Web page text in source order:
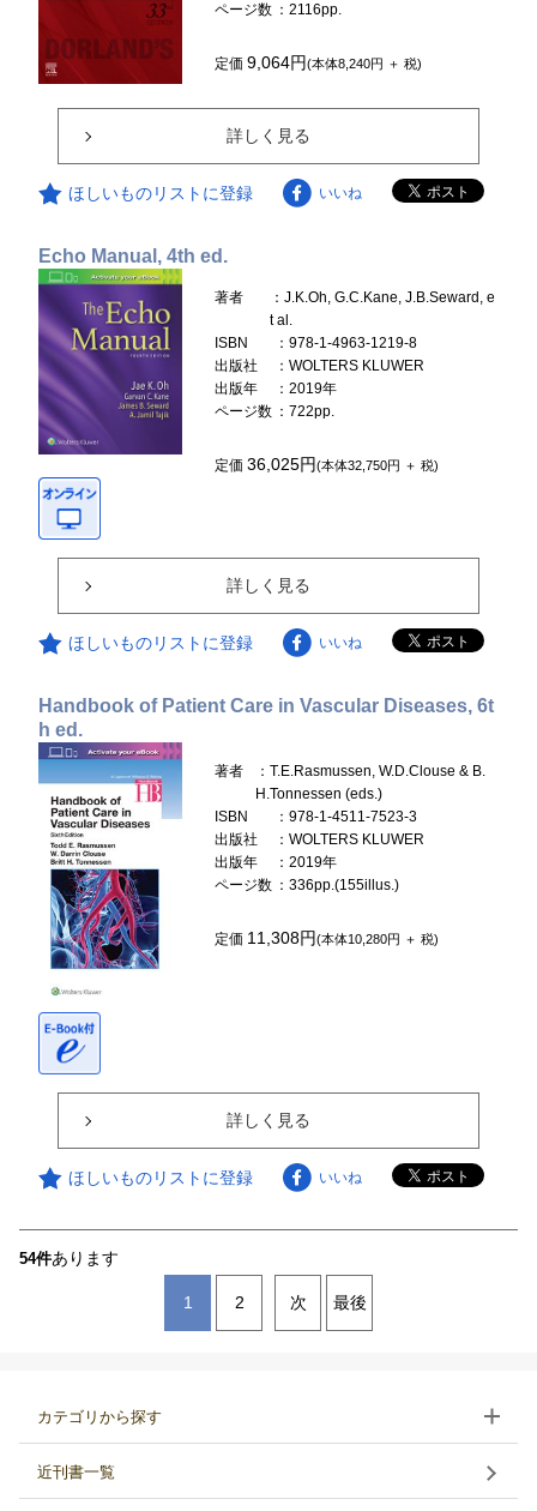
ページ数 ：2116pp.
定価9,064円(本体8,240円 ＋ 税)
詳しく見る
ほしいものリストに登録 いいね
Echo Manual, 4th ed.
著者
：J.K.Oh, G.C.Kane, J.B.Seward, e
t al.
ISBN
：978-1-4963-1219-8
出版社
：WOLTERS KLUWER
出版年
：2019年
ページ数 ：722pp.
定価36,025円(本体32,750円 ＋ 税)
詳しく見る
ほしいものリストに登録 いいね
Handbook of Patient Care in Vascular Diseases, 6t
h ed.
著者
：T.E.Rasmussen, W.D.Clouse & B.
H.Tonnessen (eds.)
ISBN
：978-1-4511-7523-3
出版社
：WOLTERS KLUWER
出版年
：2019年
ページ数 ：336pp.(155illus.)
定価 11,308円(本体10,280円 ＋ 税)
詳しく見る
ほしいものリストに登録 いいね
54件あります
1 2 次 最後
カテゴリから探す
近刊書一覧